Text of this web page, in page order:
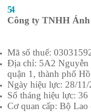
54
Công ty TNHH
Mã số thuế:
Địa chỉ: 5A2
quận 1, thành phố
Ngày hiệu lực: 28/11/
Số tháng hiệu lực: 36
Cơ quan cấp: Bộ